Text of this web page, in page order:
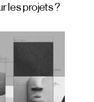
les projets ?